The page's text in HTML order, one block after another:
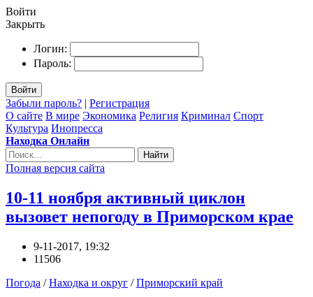
Войти
Закрыть
Логин:
Пароль:
Войти
Забыли пароль? | Регистрация
О сайте В мире Экономика Религия Криминал Спорт
Культура Инопресса
Находка Онлайн
Найти
Полная версия сайта
10-11 ноября активный циклон
вызовет непогоду в Приморском крае
9-11-2017, 19:32
11506
Погода /Находка и округ /Приморский край